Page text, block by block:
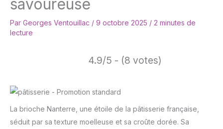
savoureuse
Par Georges Ventouillac / 9 octobre 2025 / 2 minutes de
lecture
4.9/5 - (8 votes)
La brioche Nanterre, une étoile de la pâtisserie française,
séduit par sa texture moelleuse et sa croûte dorée. Sa